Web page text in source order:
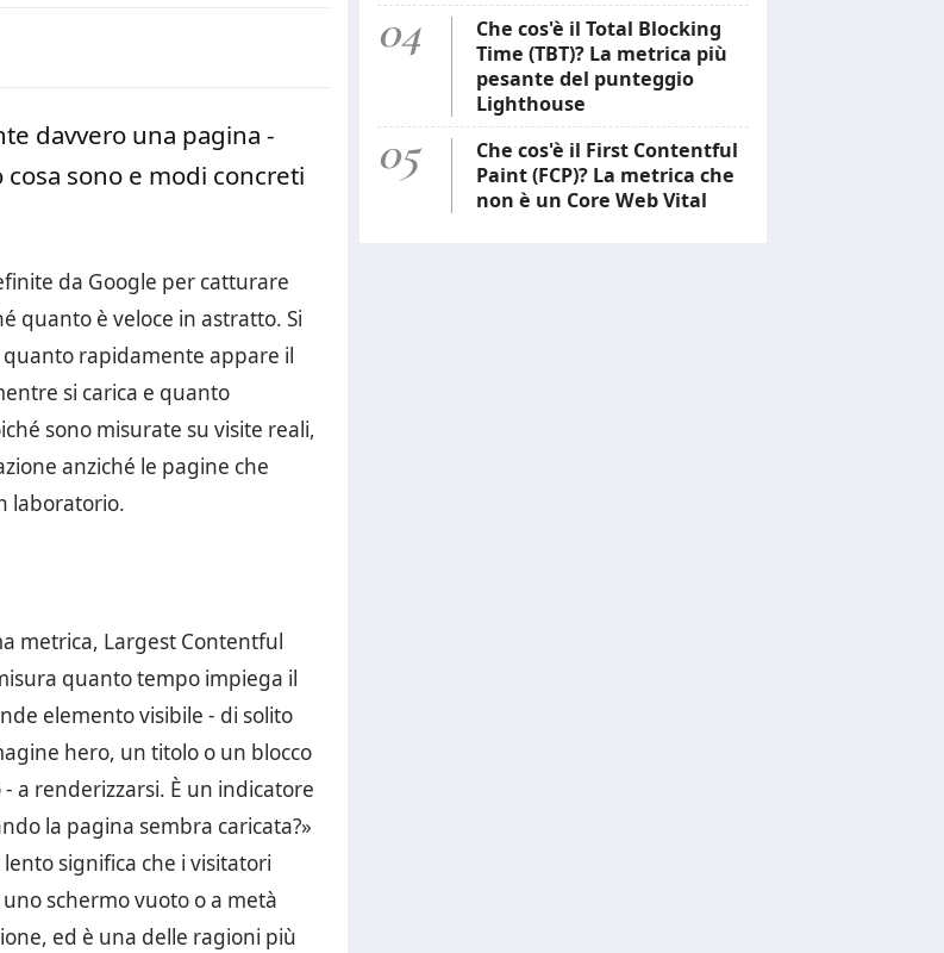
davvero una pagina -
sono e modi concreti
da Google per catturare
quanto è veloce in astratto. Si
rapidamente appare il
si carica e quanto
sono misurate su visite reali,
anziché le pagine che
laboratorio.
metrica, Largest Contentful
quanto tempo impiega il
elemento visibile - di solito
hero, un titolo o un blocco
- a renderizzarsi. È un indicatore
la pagina sembra caricata?»
lento significa che i visitatori
schermo vuoto o a metà
ed è una delle ragioni più
04
Che cos'è il Total Blocking
Time (TBT)? La metrica più
pesante del punteggio
Lighthouse
05
Che cos'è il First Contentful
Paint (FCP)? La metrica che
non è un Core Web Vital